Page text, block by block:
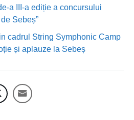
a III-a ediție a concursului
Sebeș”
cadrul String Symphonic Camp
și aplauze la Sebeș